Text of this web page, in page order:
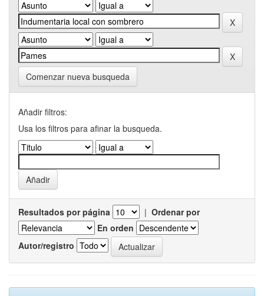
Comenzar nueva busqueda
Añadir filtros:
Usa los filtros para afinar la busqueda.
Resultados por página | Ordenar por
En orden
Autor/registro